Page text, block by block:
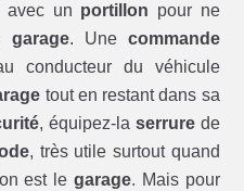
avec un portillon pour ne
garage. Une commande
conducteur du véhicule
tout en restant dans sa
, équipez-la serrurede
, très utile surtout quand
est le garage. Mais pour